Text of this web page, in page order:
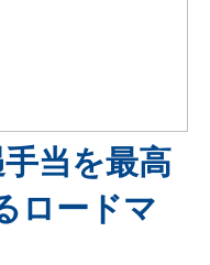
当を最高
ロードマ